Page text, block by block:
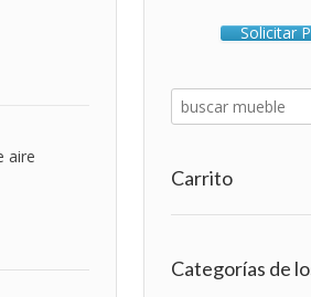
aire
Solicitar
Carrito
Categorías de